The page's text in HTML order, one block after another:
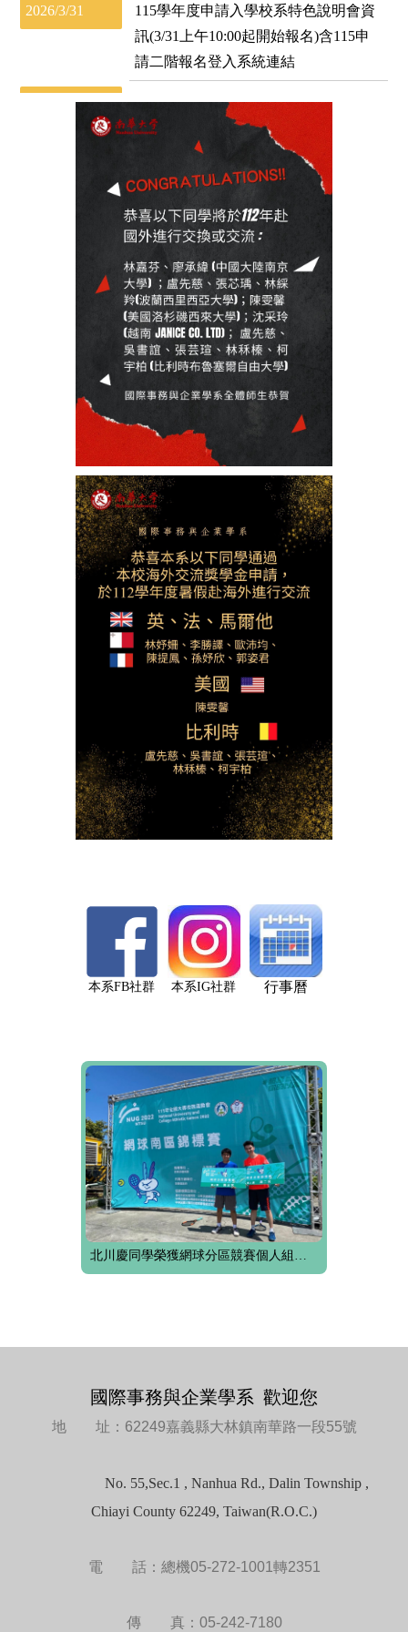
本系FB社群 本系IG社群 行事曆
北川慶同學榮獲網球分區競賽個人組第二名
國際事務與企業學系 歡迎您
地 址：62249嘉義縣大林鎮南華路一段55號
No. 55,Sec.1 , Nanhua Rd., Dalin Township ,
Chiayi County 62249, Taiwan(R.O.C.)
電 話：總機05-272-1001轉2351
傳 真：05-242-7180